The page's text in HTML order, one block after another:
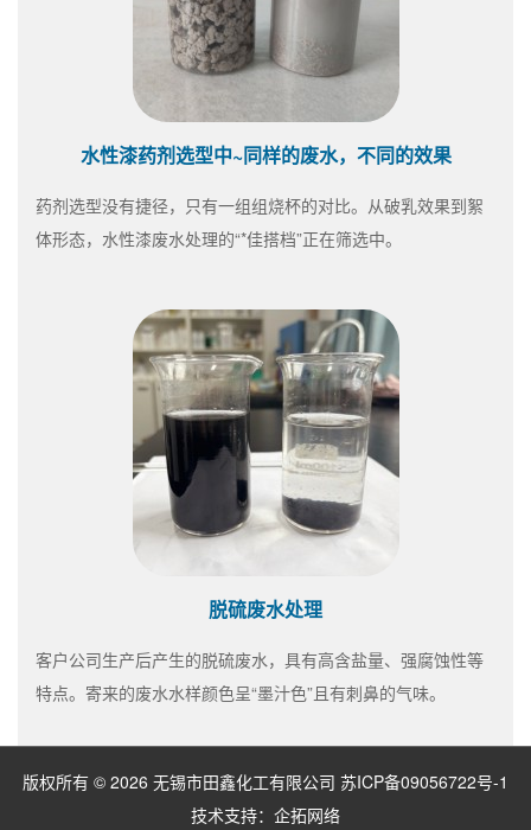
水性漆药剂选型中~同样的废水，不同的效果
药剂选型没有捷径，只有一组组烧杯的对比。从破乳效果到絮
体形态，水性漆废水处理的“*佳搭档”正在筛选中。
脱硫废水处理
客户公司生产后产生的脱硫废水，具有高含盐量、强腐蚀性等
特点。寄来的废水水样颜色呈“墨汁色”且有刺鼻的气味。
版权所有 © 2026 无锡市田鑫化工有限公司 苏ICP备09056722号-1
技术支持： 企拓网络